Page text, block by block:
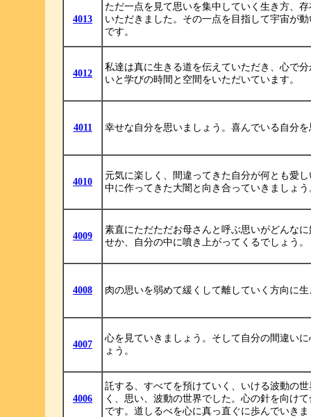
4013
ただ一点を見て思いを集中していく生き方、
いただきました。その一点を目指して宇宙が
です。
4012
私達は真に生きる道を伝えていただき、心で
いと学びの時間と空間をいただいています。
4011 幸せな自分を思いましょう。喜んでいる自分
4010
元気に楽しく、間違ってきた自分が何とも愛
中に作ってきた大闇と向き合っていきましょう
4009
素直にただただお母さんと呼ぶ思いがどんな
せか、自分の中に噴き上がってくるでしょう。
4008 肉の思いを弱めて緩くして離していく方向に
4007
心を見ていきましょう。そして自分の間違い
ょう。
4006
託する、すべてを預けていく、いける波動の
く、思い、波動の世界でした。心の針を向け
です。道しるべを心に真っ直ぐに歩んでいき